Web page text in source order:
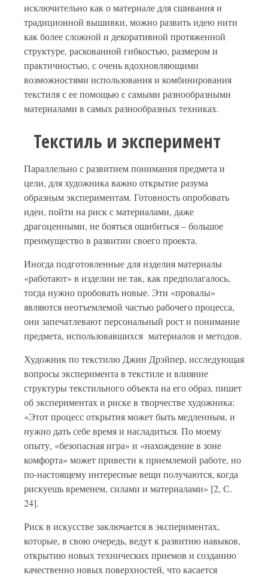
исключительно как о материале для сшивания и
традиционной вышивки, можно развить идею нити
как более сложной и декоративной протяженной
структуре, раскованной гибкостью, размером и
практичностью, с очень вдохновляющими
возможностями использования и комбинирования
текстиля с ее помощью с самыми разнообразными
материалами в самых разнообразных техниках.
Текстиль и эксперимент
Параллельно с развитием понимания предмета и
цели, для художника важно открытие разума
образным экспериментам. Готовность опробовать
идеи, пойти на риск с материалами, даже
драгоценными, не бояться ошибиться – большое
преимущество в развитии своего проекта.
Иногда подготовленные для изделия материалы
«работают» в изделии не так, как предполагалось,
тогда нужно пробовать новые. Эти «провалы»
являются неотъемлемой частью рабочего процесса,
они запечатлевают персональный рост и понимание
предмета, использовавшихся материалов и методов.
Художник по текстилю Джин Дрэйпер, исследующая
вопросы эксперимента в текстиле и влияние
структуры текстильного объекта на его образ, пишет
об экспериментах и риске в творчестве художника:
«Этот процесс открытия может быть медленным, и
нужно дать себе время и насладиться. По моему
опыту, «безопасная игра» и «нахождение в зоне
комфорта» может привести к приемлемой работе, но
по-настоящему интересные вещи получаются, когда
рискуешь временем, силами и материалами» [2, С.
24].
Риск в искусстве заключается в экспериментах,
которые, в свою очередь, ведут к развитию навыков,
открытию новых технических приемов и созданию
качественно новых поверхностей, что касается